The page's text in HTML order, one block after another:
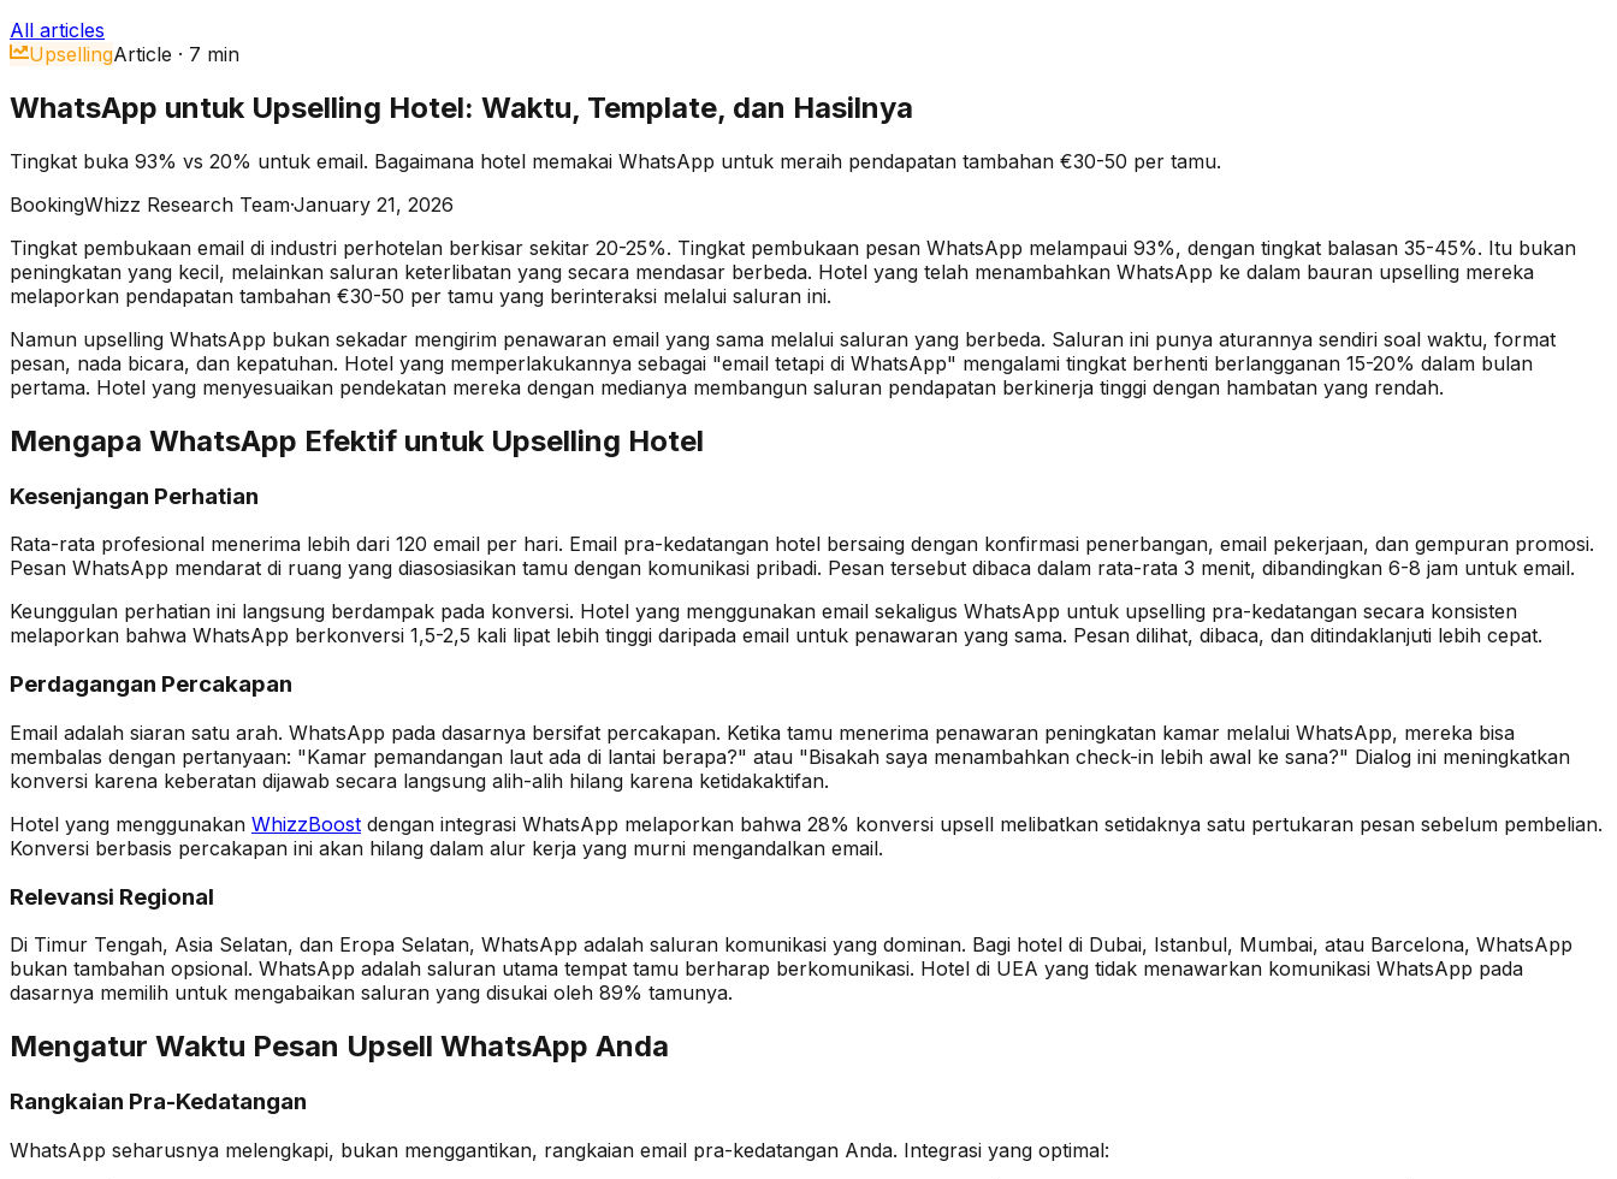
All articles
UpsellingArticle · 7 min
WhatsApp untuk Upselling Hotel: Waktu, Template, dan Hasilnya
Tingkat buka 93% vs 20% untuk email. Bagaimana hotel memakai WhatsApp untuk meraih pendapatan tambahan €30-50 per tamu.
BookingWhizz Research Team·January 21, 2026
Tingkat pembukaan email di industri perhotelan berkisar sekitar 20-25%. Tingkat pembukaan pesan WhatsApp melampaui 93%, dengan tingkat balasan 35-45%. Itu bukan
peningkatan yang kecil, melainkan saluran keterlibatan yang secara mendasar berbeda. Hotel yang telah menambahkan WhatsApp ke dalam bauran upselling mereka
melaporkan pendapatan tambahan €30-50 per tamu yang berinteraksi melalui saluran ini.
Namun upselling WhatsApp bukan sekadar mengirim penawaran email yang sama melalui saluran yang berbeda. Saluran ini punya aturannya sendiri soal waktu, format
pesan, nada bicara, dan kepatuhan. Hotel yang memperlakukannya sebagai "email tetapi di WhatsApp" mengalami tingkat berhenti berlangganan 15-20% dalam bulan
pertama. Hotel yang menyesuaikan pendekatan mereka dengan medianya membangun saluran pendapatan berkinerja tinggi dengan hambatan yang rendah.
Mengapa WhatsApp Efektif untuk Upselling Hotel
Kesenjangan Perhatian
Rata-rata profesional menerima lebih dari 120 email per hari. Email pra-kedatangan hotel bersaing dengan konfirmasi penerbangan, email pekerjaan, dan gempuran promosi.
Pesan WhatsApp mendarat di ruang yang diasosiasikan tamu dengan komunikasi pribadi. Pesan tersebut dibaca dalam rata-rata 3 menit, dibandingkan 6-8 jam untuk email.
Keunggulan perhatian ini langsung berdampak pada konversi. Hotel yang menggunakan email sekaligus WhatsApp untuk upselling pra-kedatangan secara konsisten
melaporkan bahwa WhatsApp berkonversi 1,5-2,5 kali lipat lebih tinggi daripada email untuk penawaran yang sama. Pesan dilihat, dibaca, dan ditindaklanjuti lebih cepat.
Perdagangan Percakapan
Email adalah siaran satu arah. WhatsApp pada dasarnya bersifat percakapan. Ketika tamu menerima penawaran peningkatan kamar melalui WhatsApp, mereka bisa
membalas dengan pertanyaan: "Kamar pemandangan laut ada di lantai berapa?" atau "Bisakah saya menambahkan check-in lebih awal ke sana?" Dialog ini meningkatkan
konversi karena keberatan dijawab secara langsung alih-alih hilang karena ketidakaktifan.
Hotel yang menggunakan WhizzBoost dengan integrasi WhatsApp melaporkan bahwa 28% konversi upsell melibatkan setidaknya satu pertukaran pesan sebelum pembelian.
Konversi berbasis percakapan ini akan hilang dalam alur kerja yang murni mengandalkan email.
Relevansi Regional
Di Timur Tengah, Asia Selatan, dan Eropa Selatan, WhatsApp adalah saluran komunikasi yang dominan. Bagi hotel di Dubai, Istanbul, Mumbai, atau Barcelona, WhatsApp
bukan tambahan opsional. WhatsApp adalah saluran utama tempat tamu berharap berkomunikasi. Hotel di UEA yang tidak menawarkan komunikasi WhatsApp pada
dasarnya memilih untuk mengabaikan saluran yang disukai oleh 89% tamunya.
Mengatur Waktu Pesan Upsell WhatsApp Anda
Rangkaian Pra-Kedatangan
WhatsApp seharusnya melengkapi, bukan menggantikan, rangkaian email pra-kedatangan Anda. Integrasi yang optimal: